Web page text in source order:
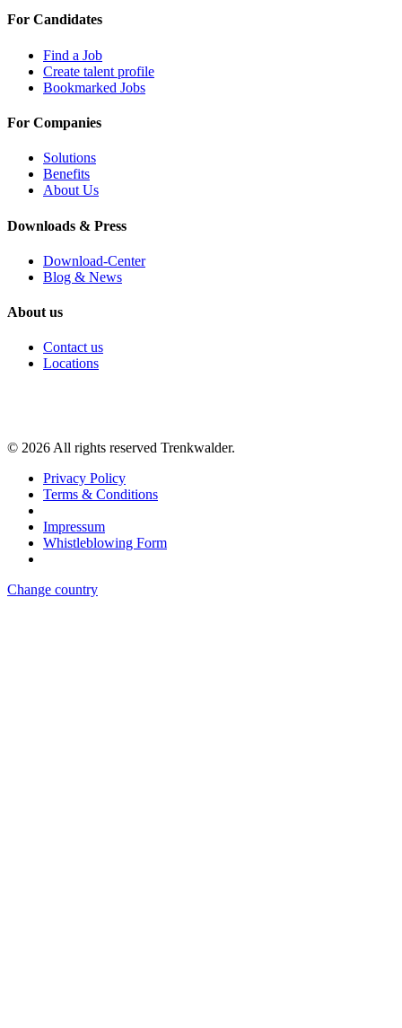
For Candidates
Find a Job
Create talent profile
Bookmarked Jobs
For Companies
Solutions
Benefits
About Us
Downloads & Press
Download-Center
Blog & News
About us
Contact us
Locations
© 2026 All rights reserved Trenkwalder.
Privacy Policy
Terms & Conditions
Impressum
Whistleblowing Form
Change country